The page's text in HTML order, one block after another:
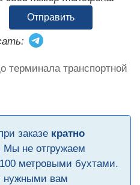
Отправить
терминала транспортной
заказе кратно
Мы не отгружаем
метровыми бухтами.
нужными вам